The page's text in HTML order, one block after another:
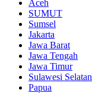
Aceh
SUMUT
Sumsel
Jakarta
Jawa Barat
Jawa Tengah
Jawa Timur
Sulawesi Selatan
Papua